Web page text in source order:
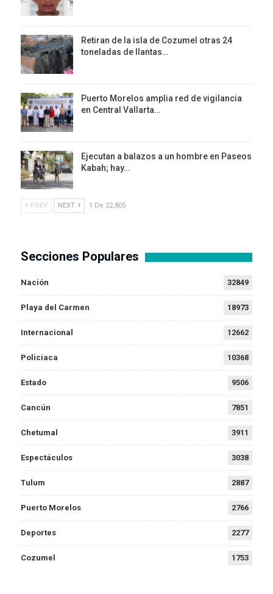
Retiran de la isla de Cozumel otras 24
toneladas de llantas…
Puerto Morelos amplia red de vigilancia
en Central Vallarta…
Ejecutan a balazos a un hombre en Paseos
Kabah; hay…
PREV NEXT 1 De 22,805
Secciones Populares
Nación 32849
Playa del Carmen 18973
Internacional 12662
Policiaca 10368
Estado 9506
Cancún 7851
Chetumal 3911
Espectáculos 3038
Tulum 2887
Puerto Morelos 2766
Deportes 2277
Cozumel 1753